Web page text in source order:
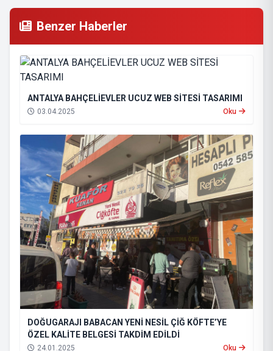
Benzer Haberler
ANTALYA BAHÇELİEVLER UCUZ WEB SİTESİ TASARIMI
03.04.2025 Oku
DOĞUGARAJI BABACAN YENİ NESİL ÇİĞ KÖFTE’YE
ÖZEL KALİTE BELGESİ TAKDİM EDİLDİ
24.01.2025 Oku